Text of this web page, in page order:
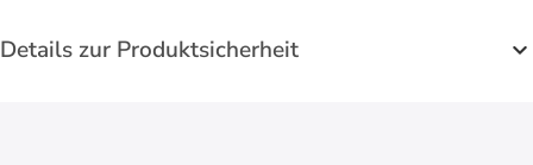
Details zur Produktsicherheit